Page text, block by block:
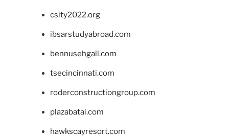
csity2022.org
ibsarstudyabroad.com
bennusehgall.com
tsecincinnati.com
roderconstructiongroup.com
plazabatai.com
hawkscayresort.com